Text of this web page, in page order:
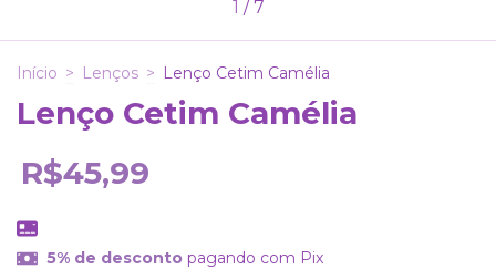
1 / 7
Início > Lenços > Lenço Cetim Camélia
Lenço Cetim Camélia
R$45,99
5% de desconto pagando com Pix